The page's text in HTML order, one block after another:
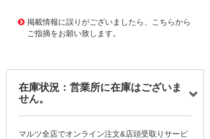
掲載情報に誤りがございましたら、こちらから
ご指摘をお願い致します。
在庫状況：営業所に在庫はございま
せん。
マルツ全店でオンライン注文&店頭受取りサービ